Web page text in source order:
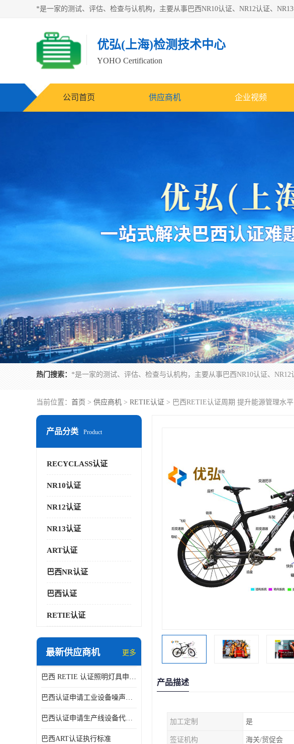
优弘(上海)检测技术中心
YOHO Certification
公司首页 供应商机 企业视频
热门搜索：
当前位置： 首页 > 供应商机 > RETIE认证 > 巴西RETIE认证周期 提升能源管理水平
产品分类 Product
RECYCLASS认证
NR10认证
NR12认证
NR13认证
ART认证
巴西NR认证
巴西认证
RETIE认证
最新供应商机 更多
巴西 RETIE 认证照明灯具申请 RETIE 认证
巴西认证申请工业设备噪声控制认证规范
巴西认证申请生产线设备代理机构选择
巴西ART认证执行标准
产品描述
加工定制 是
签证机构 海关/贸促会